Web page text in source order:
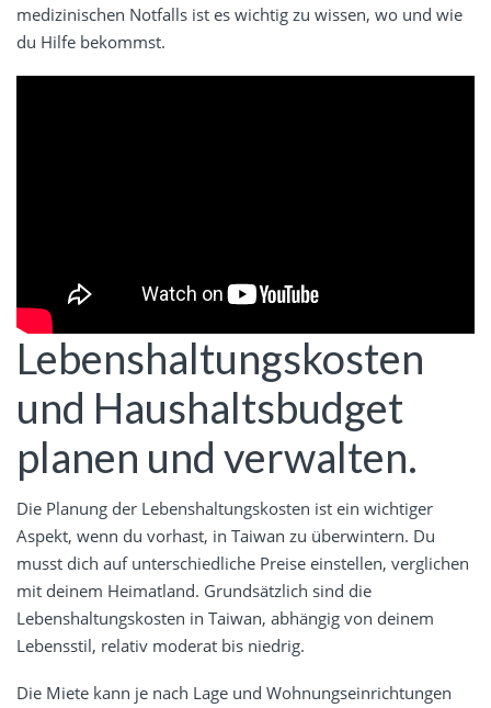
medizinischen Notfalls ist es wichtig zu wissen, wo und wie
du Hilfe bekommst.
Lebenshaltungskosten
und Haushaltsbudget
planen und verwalten.
Die Planung der Lebenshaltungskosten ist ein wichtiger
Aspekt, wenn du vorhast, in Taiwan zu überwintern. Du
musst dich auf unterschiedliche Preise einstellen, verglichen
mit deinem Heimatland. Grundsätzlich sind die
Lebenshaltungskosten in Taiwan, abhängig von deinem
Lebensstil, relativ moderat bis niedrig.
Die Miete kann je nach Lage und Wohnungseinrichtungen